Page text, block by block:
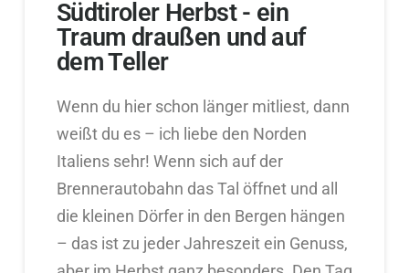
Südtiroler Herbst - ein
Traum draußen und auf
dem Teller
Wenn du hier schon länger mitliest, dann
weißt du es – ich liebe den Norden
Italiens sehr! Wenn sich auf der
Brennerautobahn das Tal öffnet und all
die kleinen Dörfer in den Bergen hängen
– das ist zu jeder Jahreszeit ein Genuss,